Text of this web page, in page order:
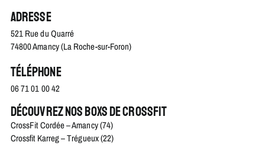
Adresse
521 Rue du Quarré
74800 Amancy (La Roche-sur-Foron)
Téléphone
06 71 01 00 42
Découvrez nos boxs de crossfit
CrossFit Cordée – Amancy (74)
Crossfit Karreg – Trégueux (22)